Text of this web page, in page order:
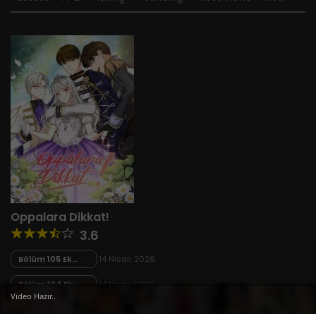
Oppalara Dikkat!
3.6
Bölüm 105 Ek
Bölüm 10 – Final
14 Nisan 2026
Bölüm 104 Ek
Bölüm 9
14 Nisan 2026
Video Hazır..